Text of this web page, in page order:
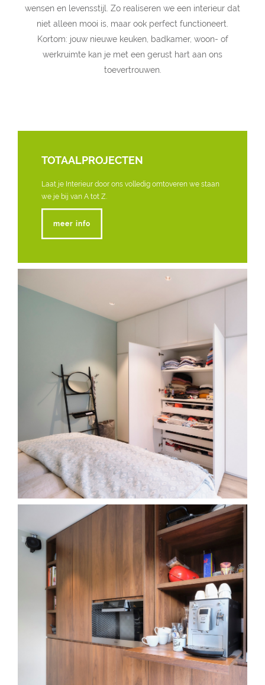
wensen en levensstijl. Zo realiseren we een interieur dat
niet alleen mooi is, maar ook perfect functioneert.
Kortom: jouw nieuwe keuken, badkamer, woon- of
werkruimte kan je met een gerust hart aan ons
toevertrouwen.
TOTAALPROJECTEN
Laat je Interieur door ons volledig omtoveren we staan
we je bij van A tot Z.
meer info